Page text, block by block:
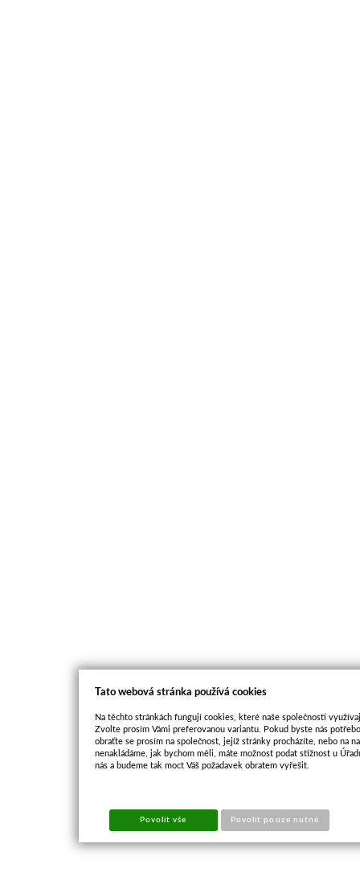
Tato webová stránka používá cookies
Na těchto stránkách fungují cookies, které naše společnosti
Zvolte prosím Vámi preferovanou variantu. Pokud byste nás
obraťte se prosím na společnost, jejíž stránky procházíte, nebo na
nenakládáme, jak bychom měli, máte možnost podat stížnost u
nás a budeme tak moct Váš požadavek obratem vyřešit.
Povolit vše Povolit pouze nutné